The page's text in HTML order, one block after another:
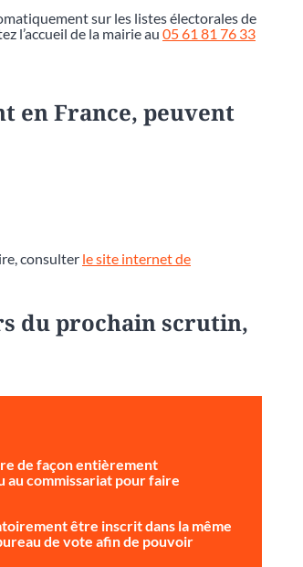
sur les listes électorales de
l’accueil de la mairie au 05 61 81 76 33
en France, peuvent
consulter le site internet de
du prochain scrutin,
de façon entièrement
au commissariat pour faire
être inscrit dans la même
de vote afin de pouvoir